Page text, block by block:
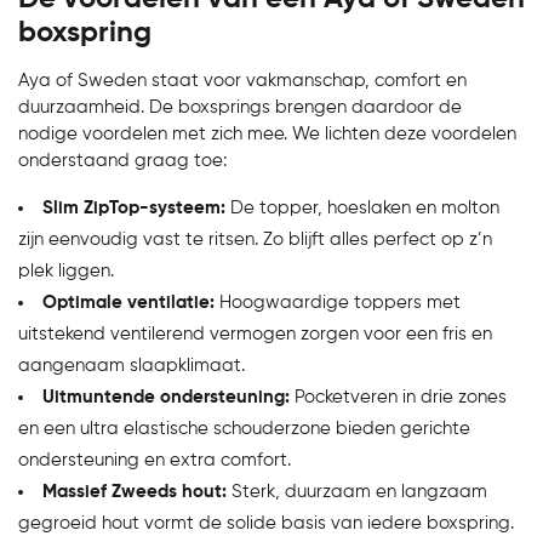
Bekijk product
boxspring
Aya of Sweden staat voor vakmanschap, comfort en
duurzaamheid. De boxsprings brengen daardoor de
nodige voordelen met zich mee. We lichten deze voordelen
onderstaand graag toe:
Slim ZipTop-systeem:
De topper, hoeslaken en molton
zijn eenvoudig vast te ritsen. Zo blijft alles perfect op z’n
plek liggen.
Optimale ventilatie: Hoogwaardige toppers met
uitstekend ventilerend vermogen zorgen voor een fris en
aangenaam slaapklimaat.
Uitmuntende ondersteuning: Pocketveren in drie zones
en een ultra elastische schouderzone bieden gerichte
ondersteuning en extra comfort.
Massief Zweeds hout: Sterk, duurzaam en langzaam
gegroeid hout vormt de solide basis van iedere boxspring.